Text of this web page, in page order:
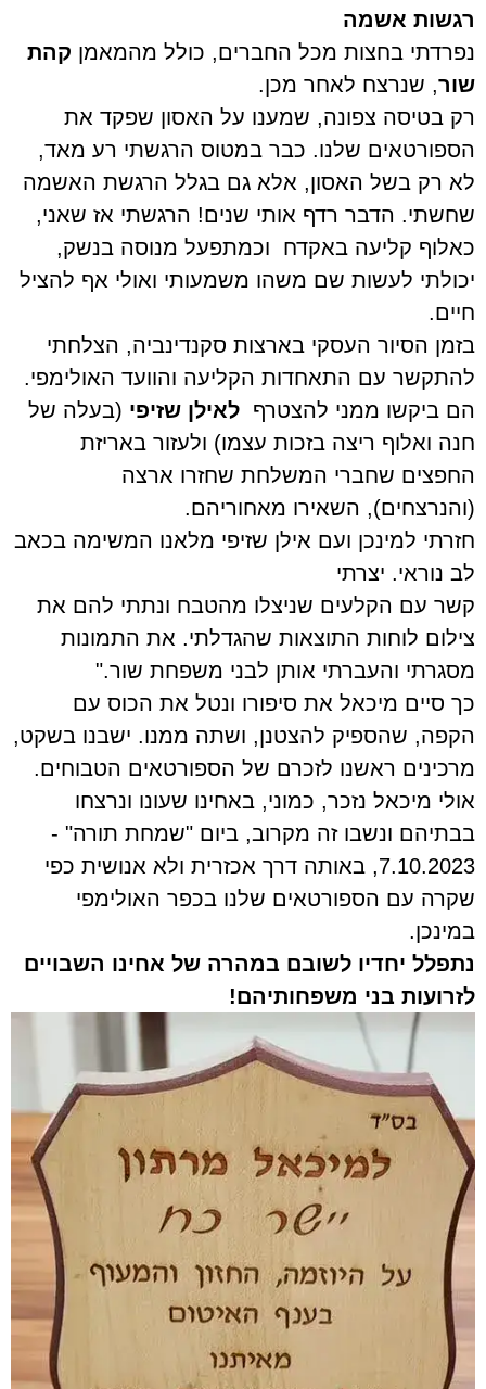
רגשות אשמה
נפרדתי בחצות מכל החברים, כולל מהמאמן קהת
שור, שנרצח לאחר מכן.
רק בטיסה צפונה, שמענו על האסון שפקד את
הספורטאים שלנו. כבר במטוס הרגשתי רע מאד,
לא רק בשל האסון, אלא גם בגלל הרגשת האשמה
שחשתי. הדבר רדף אותי שנים! הרגשתי אז שאני,
כאלוף קליעה באקדח
וכמתפעל מנוסה בנשק,
יכולתי לעשות שם משהו משמעותי ואולי אף להציל
חיים.
בזמן הסיור העסקי בארצות סקנדינביה, הצלחתי
להתקשר עם התאחדות הקליעה והוועד האולימפי.
הם ביקשו ממני להצטרף לאילן שזיפי (בעלה של
חנה ואלוף ריצה בזכות עצמו) ולעזור באריזת
החפצים שחברי המשלחת שחזרו ארצה
(והנרצחים), השאירו מאחוריהם.
חזרתי למינכן ועם אילן שזיפי מלאנו המשימה בכאב
לב נוראי. יצרתי
קשר עם הקלעים שניצלו מהטבח ונתתי להם את
צילום לוחות התוצאות שהגדלתי. את התמונות
מסגרתי והעברתי אותן לבני משפחת שור."
כך סיים מיכאל את סיפורו ונטל את הכוס עם
הקפה, שהספיק להצטנן, ושתה ממנו. ישבנו בשקט,
מרכינים ראשנו לזכרם של הספורטאים הטבוחים.
אולי מיכאל נזכר, כמוני, באחינו שעונו ונרצחו
בבתיהם ונשבו זה מקרוב, ביום "שמחת תורה" -
7.10.2023, באותה דרך אכזרית ולא אנושית כפי
שקרה עם הספורטאים שלנו בכפר האולימפי
במינכן.
נתפלל יחדיו לשובם במהרה של אחינו השבויים
לזרועות בני משפחותיהם!